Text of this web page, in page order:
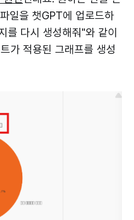
일을 챗GPT에 업로드하
를 다시 생성해줘"와 같이
가 적용된 그래프를 생성